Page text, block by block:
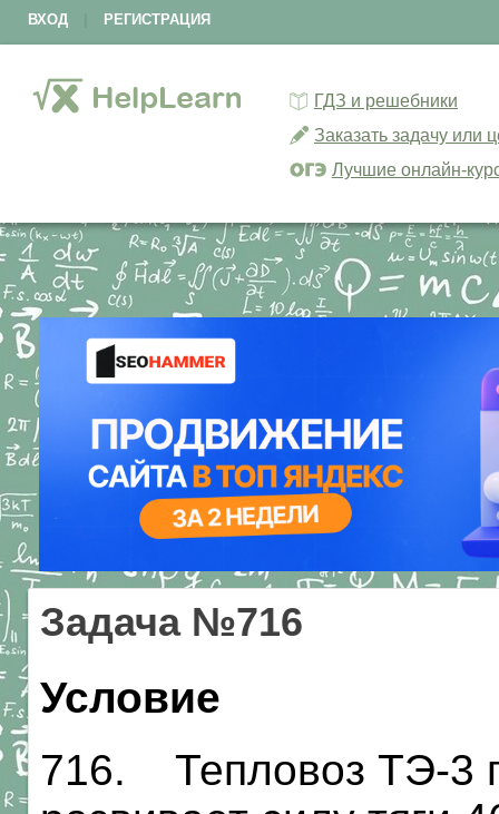
ВХОД РЕГИСТРАЦИЯ
ГДЗ и решебники
Заказать задачу или
Лучшие онлайн-
Задача №716
Условие
716. Тепловоз ТЭ-3